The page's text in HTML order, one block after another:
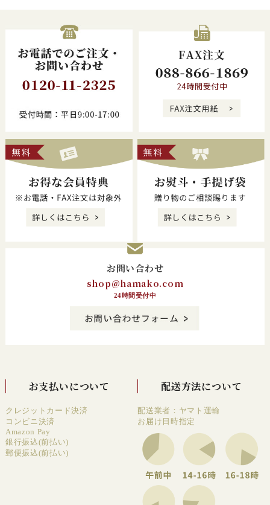
お問い合わせ
shop@hamako.com
24時間受付中
お支払いについて
クレジットカード決済
コンビニ決済
Amazon Pay
銀行振込(前払い)
郵便振込(前払い)
配送方法について
配送業者：ヤマト運輸
お届け日時指定